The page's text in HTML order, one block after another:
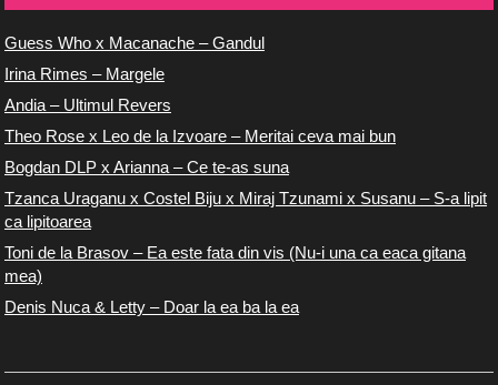
Guess Who x Macanache – Gandul
Irina Rimes – Margele
Andia – Ultimul Revers
Theo Rose x Leo de la Izvoare – Meritai ceva mai bun
Bogdan DLP x Arianna – Ce te-as suna
Tzanca Uraganu x Costel Biju x Miraj Tzunami x Susanu – S-a lipit
ca lipitoarea
Toni de la Brasov – Ea este fata din vis (Nu-i una ca eaca gitana
mea)
Denis Nuca & Letty – Doar la ea ba la ea